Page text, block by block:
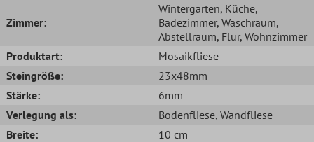
Zimmer:
Wintergarten, Küche,
Badezimmer, Waschraum,
Abstellraum, Flur, Wohnzimmer
Produktart:
Mosaikfliese
Steingröße:
23x48mm
Stärke:
6mm
Verlegung als:
Bodenfliese, Wandfliese
Breite:
10 cm